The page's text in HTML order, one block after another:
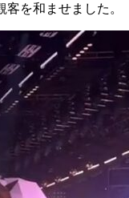
を和ませました。